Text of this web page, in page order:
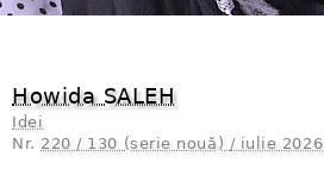
Howida SALEH
Idei
Nr. 220 / 130 (serie nouă) / iulie 2026